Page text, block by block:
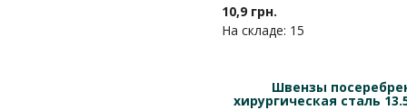
10,9 грн.
На складе: 15
Швензы
хирургическая сталь